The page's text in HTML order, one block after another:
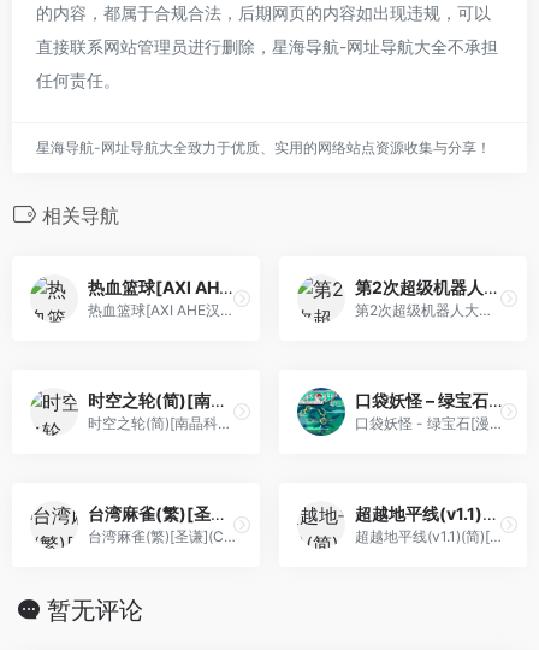
的内容，都属于合规合法，后期网页的内容如出现违规，可以
直接联系网站管理员进行删除，星海导航-网址导航大全不承担
任何责任。
星海导航-网址导航大全致力于优质、实用的网络站点资源收集与分享！
相关导航
热血篮球[AXI AHE汉化](JP)[SPG](可模拟版本)
热血篮球[AXI AHE汉化](JP)[SPG](可模拟版本)
第2次超级机器人大战(v1.2)(修正版)(简)[外星科技+心伤谁知](JP)[SLG](4Mb)
第2次超级机器人大战(v1.2)(修正版)(简)[外星科技+心伤谁知](JP)[SLG](4Mb)
时空之轮(简)[南晶科技](CN)[RPG](16Mb)
时空之轮(简)[南晶科技](CN)[RPG](16Mb)
口袋妖怪 – 绿宝石[漫游+TGB+口袋群星SP+小电](2024官译修正)(简)(JP)(128Mb)
口袋妖怪 - 绿宝石[漫游+TGB+口袋群星SP+小电](2024官译修正)(简)(JP)(128Mb)
台湾麻雀(繁)[圣谦](CN)[TAB](0.37Mb)
台湾麻雀(繁)[圣谦](CN)[TAB](0.37Mb)
超越地平线(v1.1)(简)[Nineswords](JP)[STG](6Mb)
超越地平线(v1.1)(简)[Nineswords](JP)[STG](6Mb)
暂无评论